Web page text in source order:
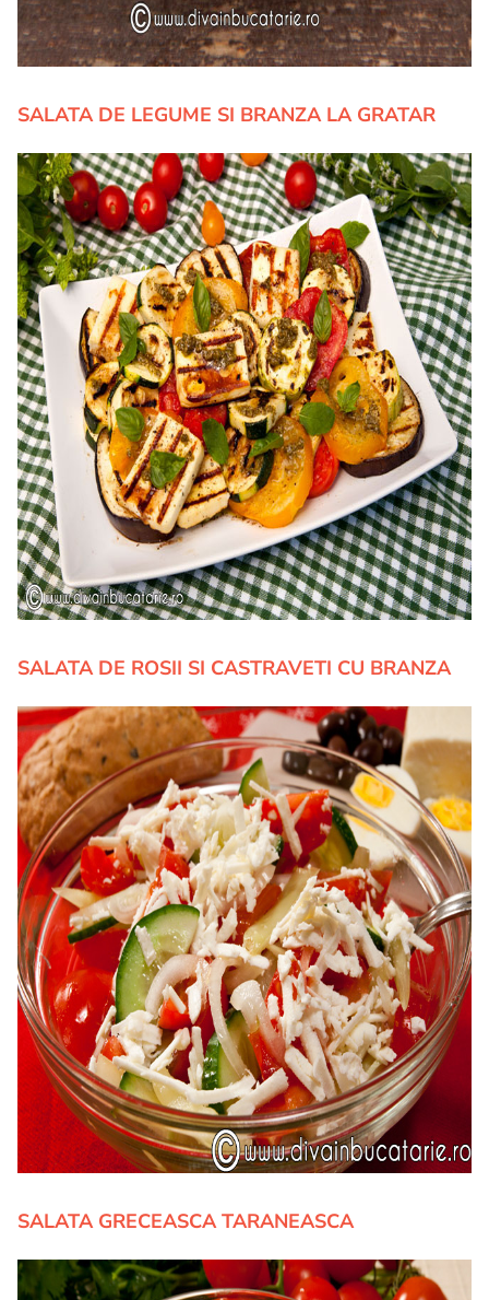
SALATA DE LEGUME SI BRANZA LA GRATAR
SALATA DE ROSII SI CASTRAVETI CU BRANZA
SALATA GRECEASCA TARANEASCA